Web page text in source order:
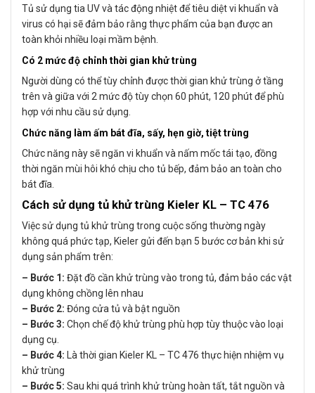
Tủ sử dụng tia UV và tác động nhiệt để tiêu diệt vi khuẩn và
virus có hại sẽ đảm bảo rằng thực phẩm của bạn được an
toàn khỏi nhiều loại mầm bệnh.
Có 2 mức độ chỉnh thời gian khử trùng
Người dùng có thể tùy chỉnh được thời gian khử trùng ở tầng
trên và giữa với 2 mức độ tùy chọn 60 phút, 120 phút để phù
hợp với nhu cầu sử dụng.
Chức năng làm ấm bát đĩa, sấy, hẹn giờ, tiệt trùng
Chức năng này sẽ ngăn vi khuẩn và nấm mốc tái tạo, đồng
thời ngăn mùi hôi khó chịu cho tủ bếp, đảm bảo an toàn cho
bát đĩa.
Cách sử dụng tủ khử trùng Kieler KL – TC 476
Việc sử dụng tủ khử trùng trong cuộc sống thường ngày
không quá phức tạp, Kieler gửi đến bạn 5 bước cơ bản khi sử
dụng sản phẩm trên:
– Bước 1: Đặt đồ cần khử trùng vào trong tủ, đảm bảo các vật
dụng không chồng lên nhau
– Bước 2: Đóng cửa tủ và bật nguồn
– Bước 3: Chọn chế độ khử trùng phù hợp tùy thuộc vào loại
dụng cụ.
– Bước 4: Là thời gian Kieler KL – TC 476 thực hiện nhiệm vụ
khử trùng
– Bước 5: Sau khi quá trình khử trùng hoàn tất, tắt nguồn và